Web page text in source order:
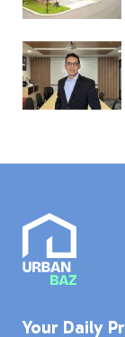
Your Daily